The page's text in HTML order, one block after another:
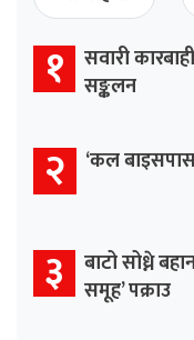
१ सवारी
सङ्कलन
२ ‘कल
३ बाटो सोध्ने
समूह’ पक्राउ